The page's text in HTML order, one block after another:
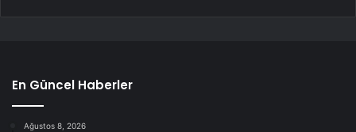
En Güncel Haberler
Ağustos 8, 2026